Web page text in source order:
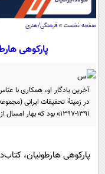
صفحه نخست » فرهنگی/هنری
پارکوهی
آخرین یادگار او، همکاری با
در زمینۀ تحقیقات ایرانی
۱۳۹۱-۱۳۹۷» بود که بهار امسال از سوی انتشارات مرکز منتشر ‌شد.
پارکوهی هارطونیان، کتاب‌دار و